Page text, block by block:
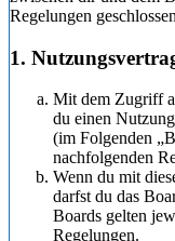
Regelungen
1.
Mit dem Zugriff
du einen
(im Folgenden
nachfolgenden
Wenn du mit
darfst du das
Boards gelten
Regelungen.